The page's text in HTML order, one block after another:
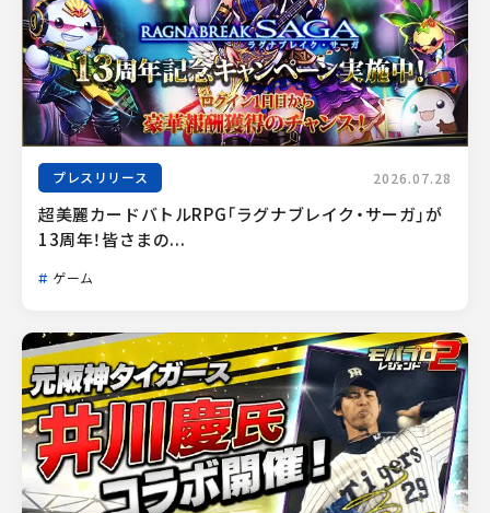
プレスリリース 2026.07.28
超美麗カードバトルRPG「ラグナブレイク・サーガ」が
13周年！皆さまの...
ゲーム